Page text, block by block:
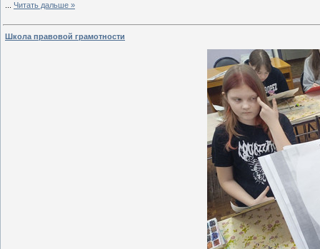
Читать дальше »
Школа правовой грамотности